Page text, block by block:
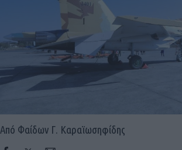
Από Φαίδων Γ. Καραϊωσηφίδης